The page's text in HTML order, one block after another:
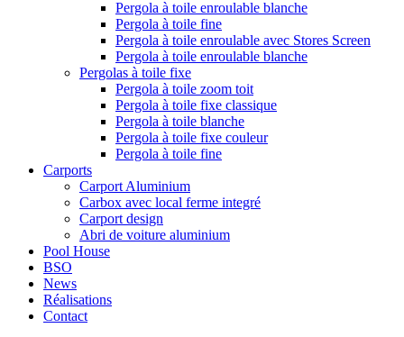
Pergola à toile enroulable blanche
Pergola à toile fine
Pergola à toile enroulable avec Stores Screen
Pergola à toile enroulable blanche
Pergolas à toile fixe
Pergola à toile zoom toit
Pergola à toile fixe classique
Pergola à toile blanche
Pergola à toile fixe couleur
Pergola à toile fine
Carports
Carport Aluminium
Carbox avec local ferme integré
Carport design
Abri de voiture aluminium
Pool House
BSO
News
Réalisations
Contact